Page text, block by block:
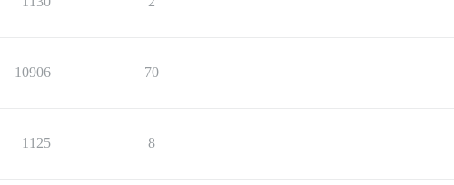
70
10906
8
1125